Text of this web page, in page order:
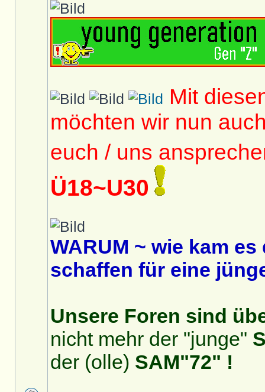
Mit
möchten wir nun
euch / uns
Ü18~U30
WARUM ~ wie kam
schaffen für eine
Unsere Foren sind
nicht mehr der "junge"
der (olle) SAM"72" !